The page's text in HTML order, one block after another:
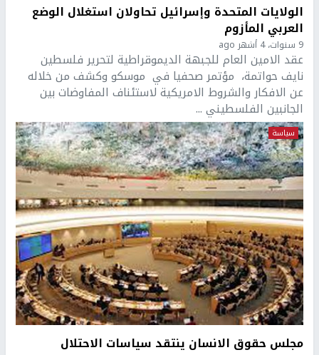
الولايات المتحدة وإسرائيل تحاولان استغلال الوضع
العربي المأزوم
9 سنوات، 4 أشهر ago
عقد الامين العام للجبهة الديموقراطية لتحرير فلسطين
نايف حواتمة، مؤتمر صحفيا في موسكو وكشف من خلاله
عن الافكار والشروط الامريكية لاستئناف المفاوضات بين
الجانبين الفلسطيني ...
سياسة
مجلس حقوق الانسان ينتقد سياسات الاحتلال